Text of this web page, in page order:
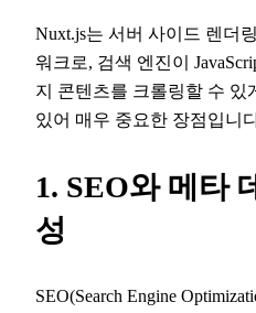
Nuxt.js는 서버 사이드 렌더
워크로, 검색 엔진이
지 콘텐츠를 크롤링할 수 있
있어 매우 중요한 장점입니
1. SEO와 메타
성
SEO(Search Engine